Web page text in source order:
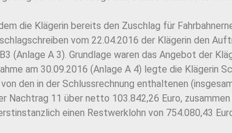
die Klägerin bereits den Zuschlag für
vom 22.04.2016 der Klägerin den
(Anlage A 3). Grundlage waren das Angebot der
am 30.09.2016 (Anlage A 4) legte die Klägerin
den in der Schlussrechnung enthaltenen
Nachtrag 11 über netto 103.842,26 Euro,
einen Restwerklohn von 754.080,43